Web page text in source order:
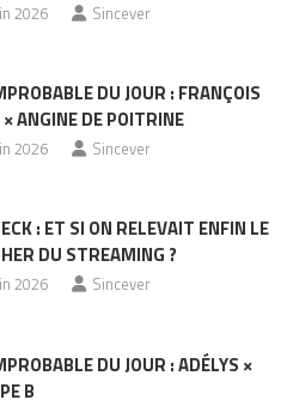
2026 Sincever
DU JOUR : FRANÇOIS
ANGINE DE POITRINE
2026 Sincever
: ET SI ON RELEVAIT ENFIN LE
DU STREAMING ?
2026 Sincever
DU JOUR : ADÉLYS ×
B